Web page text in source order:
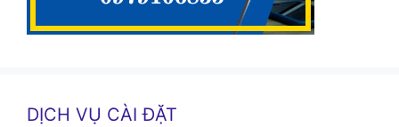
DỊCH VỤ CÀI ĐẶT